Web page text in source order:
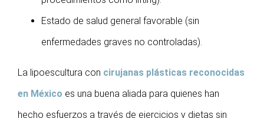
Estado de salud general favorable (sin
enfermedades graves no controladas).
La lipoescultura con cirujanas plásticas reconocidas
en México es una buena aliada para quienes han
hecho esfuerzos a través de ejercicios y dietas sin